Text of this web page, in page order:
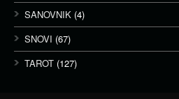
SANOVNIK (4)
SNOVI (67)
TAROT (127)